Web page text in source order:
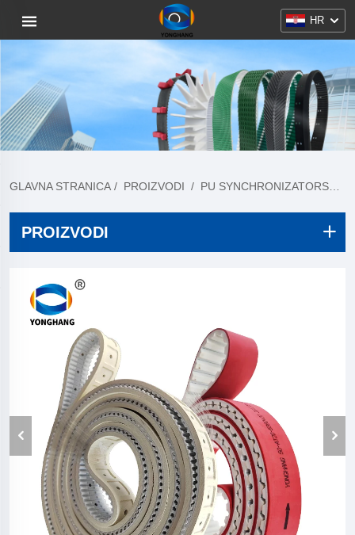
HR
GLAVNA STRANICA / PROIZVODI / PU SYNCHRONIZATORSKE GUME
PROIZVODI